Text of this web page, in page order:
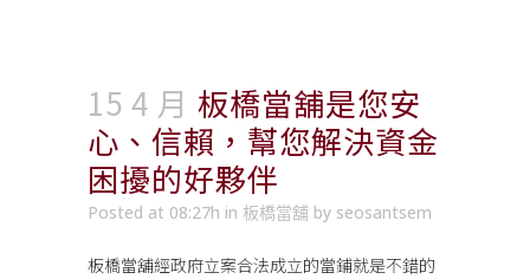
15 4 月 板橋當舖是您安
心、信賴，幫您解決資金
困擾的好夥伴
Posted at 08:27h in 板橋當舖 by seosantsem
板橋當舖經政府立案合法成立的當鋪就是不錯的